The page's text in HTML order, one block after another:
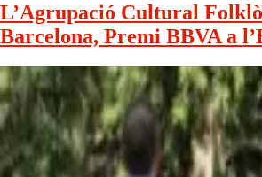
L’Agrupació Cultural
Barcelona, Premi BBVA a